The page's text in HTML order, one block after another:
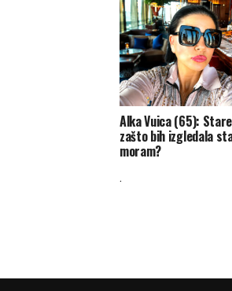
Alka Vuica (65):
zašto bih izgledala
moram?
.